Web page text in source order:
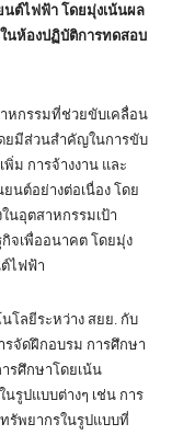
ต์ไฟฟ้า โดยมุ่งเน้นผล
นห้องปฏิบัติการทดสอบ
หกรรมที่ช่วยขับเคลื่อน
ดยมีส่วนสำคัญในการขับ
ม การจ้างงาน และ
นต์อย่างต่อเนื่อง โดย
นอุตสาหกรรมเป้า
จเพื่ออนาคต โดยมุ่ง
ไฟฟ้า
โลยีระหว่าง สยย. กับ
รจัดฝึกอบรม การศึกษา
รศึกษาโดยเน้น
รูปแบบต่างๆ เช่น การ
รัพยากรในรูปแบบที่